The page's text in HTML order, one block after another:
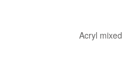
Acryl